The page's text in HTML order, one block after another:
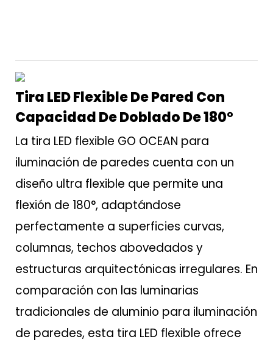
Tira LED Flexible De Pared Con
Capacidad De Doblado De 180°
La tira LED flexible GO OCEAN para
iluminación de paredes cuenta con un
diseño ultra flexible que permite una
flexión de 180°, adaptándose
perfectamente a superficies curvas,
columnas, techos abovedados y
estructuras arquitectónicas irregulares. En
comparación con las luminarias
tradicionales de aluminio para iluminación
de paredes, esta tira LED flexible ofrece